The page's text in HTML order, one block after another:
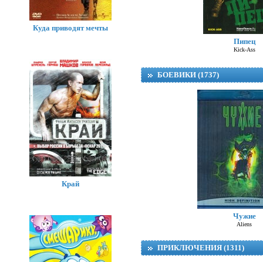
Пипец
Kick-Ass
БОЕВИКИ (1737)
Чужие
Aliens
ПРИКЛЮЧЕНИЯ (1311)
Куда приводят мечты
Край